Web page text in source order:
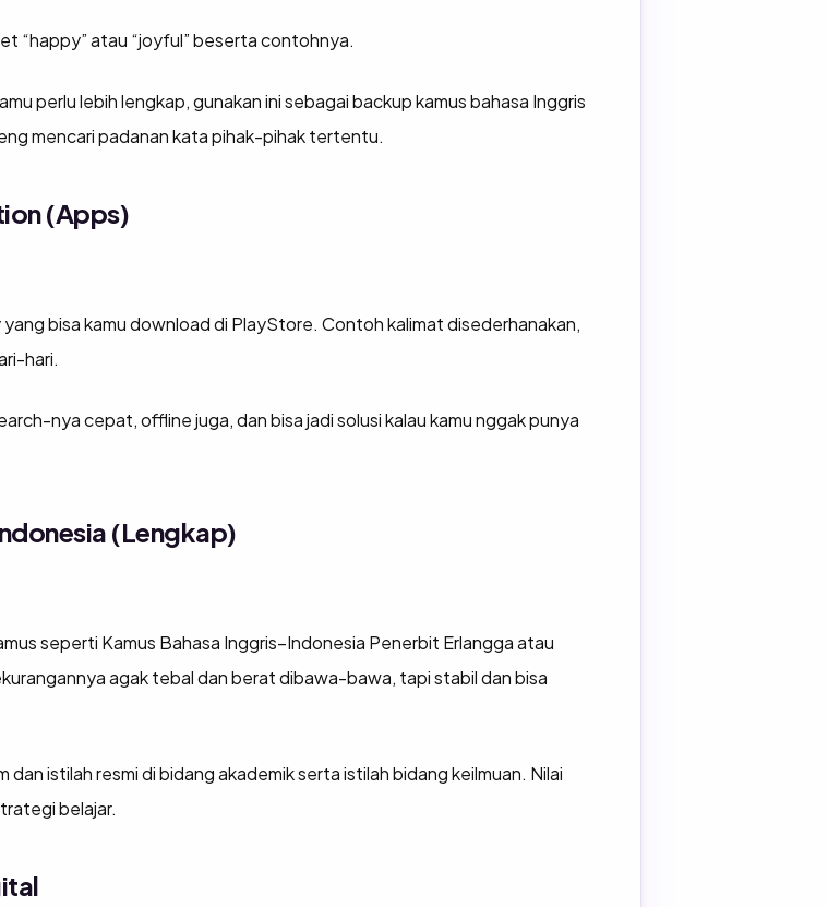
“happy” atau “joyful” beserta contohnya.
perlu lebih lengkap, gunakan ini sebagai backup kamus bahasa Inggris
mencari padanan kata pihak-pihak tertentu.
(Apps)
bisa kamu download di PlayStore. Contoh kalimat disederhanakan,
hari.
nya cepat, offline juga, dan bisa jadi solusi kalau kamu nggak punya
(Lengkap)
seperti Kamus Bahasa Inggris–Indonesia Penerbit Erlangga atau
agak tebal dan berat dibawa-bawa, tapi stabil dan bisa
istilah resmi di bidang akademik serta istilah bidang keilmuan. Nilai
belajar.